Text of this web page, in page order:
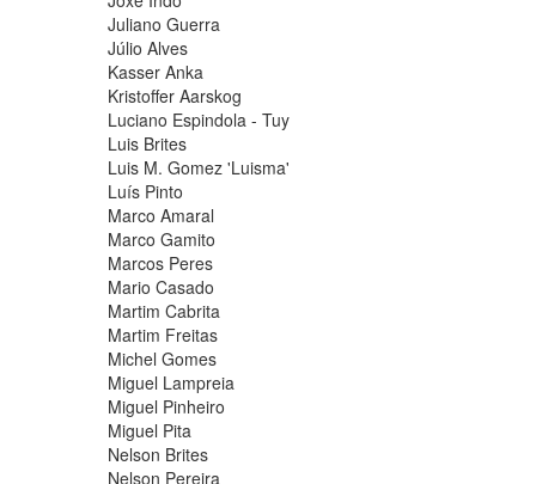
Juliano Guerra
Júlio Alves
Kasser Anka
Kristoffer Aarskog
Luciano Espindola - Tuy
Luis Brites
Luis M. Gomez 'Luisma'
Luís Pinto
Marco Amaral
Marco Gamito
Marcos Peres
Mario Casado
Martim Cabrita
Martim Freitas
Michel Gomes
Miguel Lampreia
Miguel Pinheiro
Miguel Pita
Nelson Brites
Nelson Pereira